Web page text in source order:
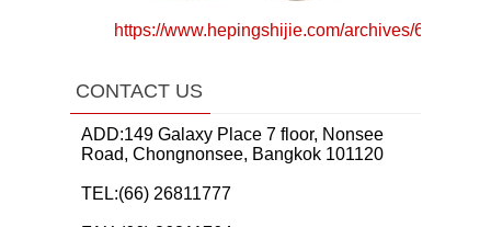
https://www.hepingshijie.com/archives/64783
CONTACT US
ADD:149 Galaxy Place 7 floor, Nonsee
Road, Chongnonsee, Bangkok 101120
TEL:(66) 26811777